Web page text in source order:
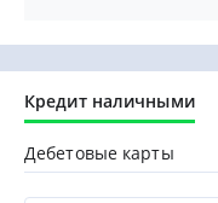
Кредит наличными
Дебетовые карты